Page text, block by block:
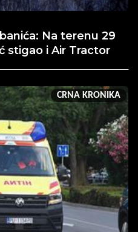
Na terenu 29
stigao i Air Tractor
CRNA KRONIKA